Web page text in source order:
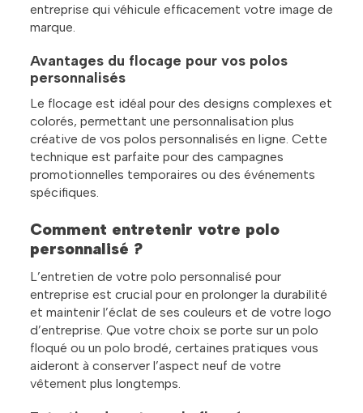
entreprise qui véhicule efficacement votre image de
marque.
Avantages du flocage pour vos polos
personnalisés
Le flocage est idéal pour des designs complexes et
colorés, permettant une personnalisation plus
créative de vos polos personnalisés en ligne. Cette
technique est parfaite pour des campagnes
promotionnelles temporaires ou des événements
spécifiques.
Comment entretenir votre polo
personnalisé ?
L’entretien de votre polo personnalisé pour
entreprise est crucial pour en prolonger la durabilité
et maintenir l’éclat de ses couleurs et de votre logo
d’entreprise. Que votre choix se porte sur un polo
floqué ou un polo brodé, certaines pratiques vous
aideront à conserver l’aspect neuf de votre
vêtement plus longtemps.